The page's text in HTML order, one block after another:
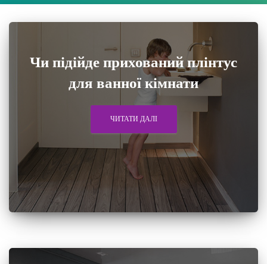
Чи підійде прихований плінтус
для ванної кімнати
ЧИТАТИ ДАЛІ